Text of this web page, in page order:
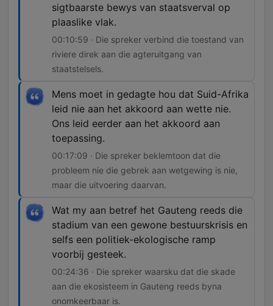
sigtbaarste bewys van staatsverval op
plaaslike vlak.
00:10:59 · Die spreker verbind die toestand van
riviere direk aan die agteruitgang van
staatstelsels.
Mens moet in gedagte hou dat Suid-Afrika
leid nie aan het akkoord aan wette nie.
Ons leid eerder aan het akkoord aan
toepassing.
00:17:09 · Die spreker beklemtoon dat die
probleem nie die gebrek aan wetgewing is nie,
maar die uitvoering daarvan.
Wat my aan betref het Gauteng reeds die
stadium van een gewone bestuurskrisis en
selfs een politiek-ekologische ramp
voorbij gesteek.
00:24:36 · Die spreker waarsku dat die skade
aan die ekosisteem in Gauteng reeds byna
onomkeerbaar is.